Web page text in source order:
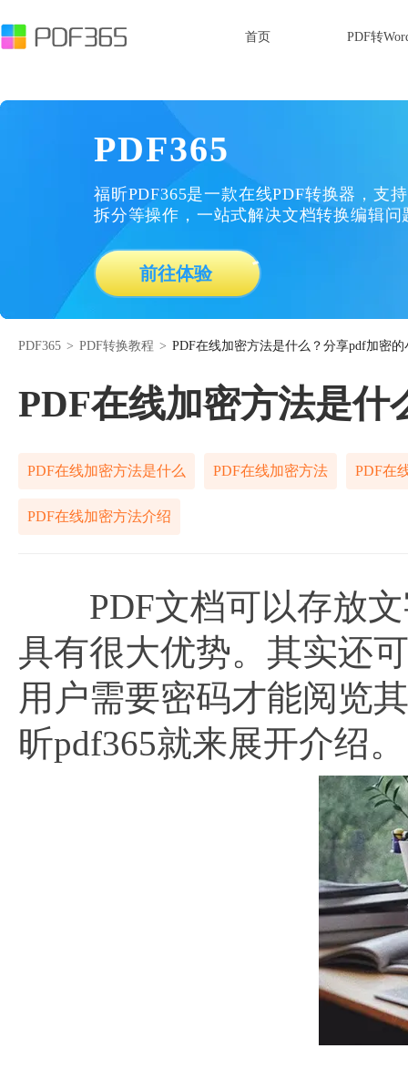
首页 PDF转
PDF365
福昕PDF365是一款在线PDF转换器，支
拆分等操作，一站式解决文档转换编辑问
前往体验
PDF365 > PDF转换教程 > PDF在线加密方法是什么？分享pdf加密的
PDF在线加密方法是
PDF在线加密方法是什么 PDF在线加密方法 PDF在
PDF在线加密方法介绍
PDF文档可以存放文
具有很大优势。其实还
用户需要密码才能阅览
昕pdf365就来展开介绍。